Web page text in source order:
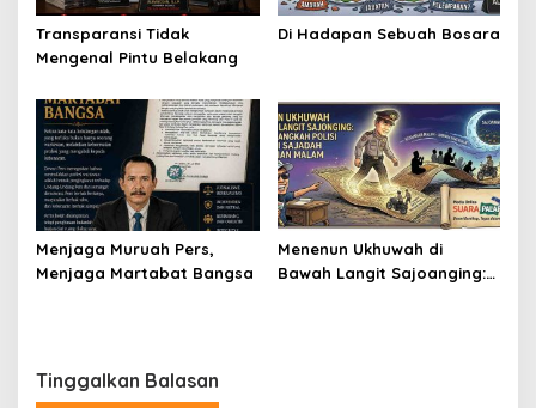
Transparansi Tidak
Mengenal Pintu Belakang
Di Hadapan Sebuah Bosara
Menjaga Muruah Pers,
Menjaga Martabat Bangsa
Menenun Ukhuwah di
Bawah Langit Sajoanging:
Tinggalkan Balasan